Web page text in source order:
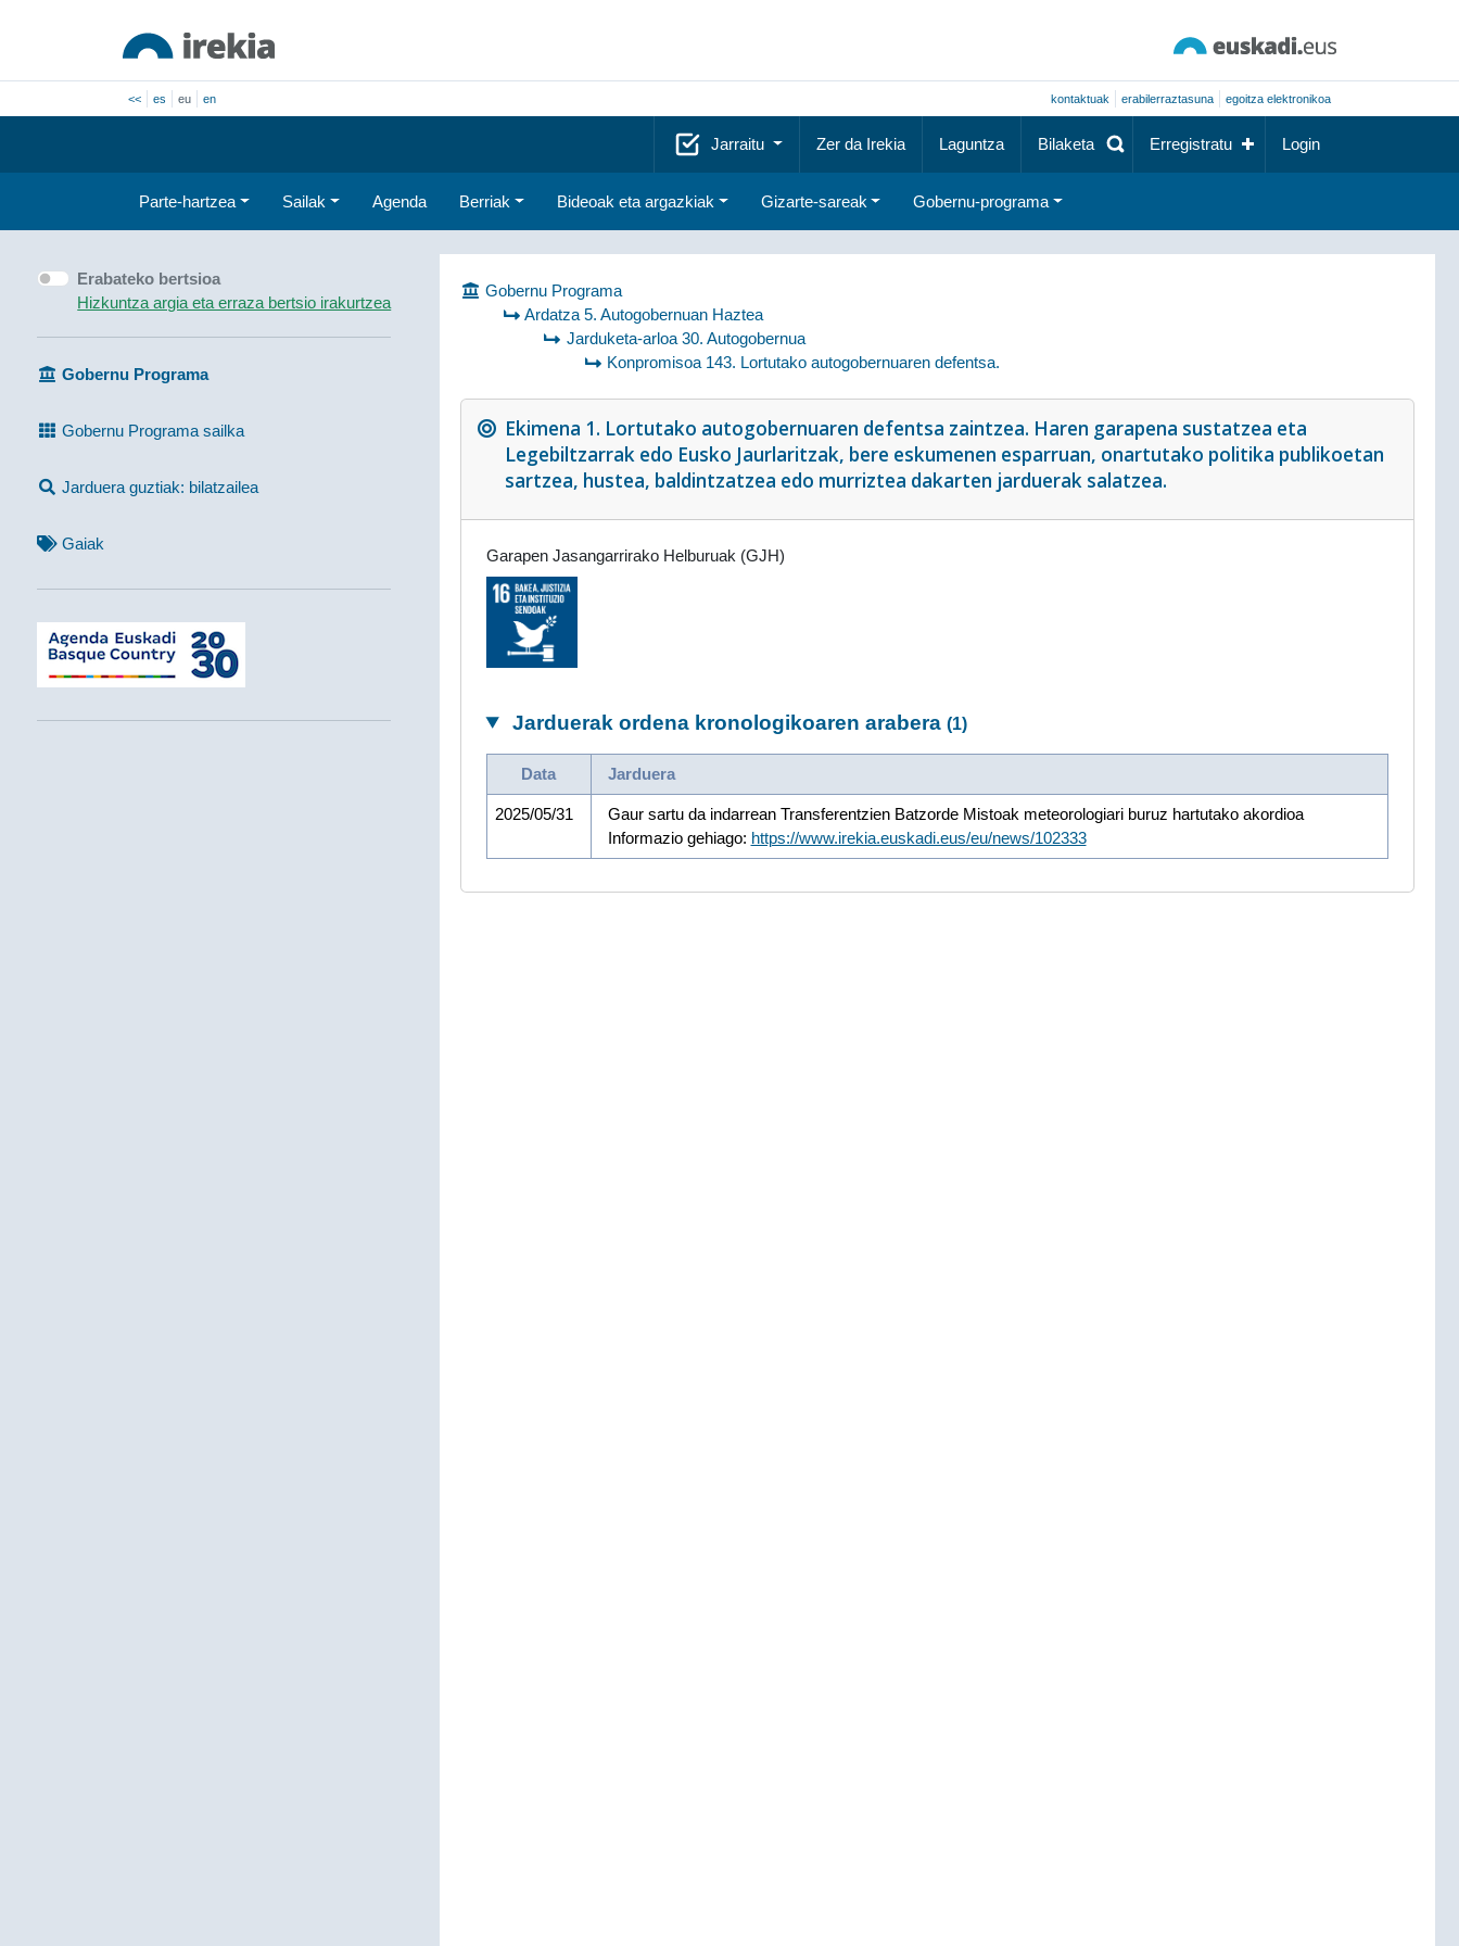
<< es eu en kontaktuak erabilerraztasuna egoitza elektronikoa
Jarraitu Zer da Irekia Laguntza Bilaketa Erregistratu Login
Parte-hartzea Sailak Agenda Berriak Bideoak eta argazkiak Gizarte-sareak Gobernu-programa
Erabateko bertsioa
Hizkuntza argia eta erraza bertsio irakurtzea
Gobernu Programa
Gobernu Programa sailka
Jarduera guztiak: bilatzailea
Gaiak
Gobernu Programa
Ardatza 5. Autogobernuan Haztea
Jarduketa-arloa 30. Autogobernua
Konpromisoa 143. Lortutako autogobernuaren defentsa.
Ekimena 1. Lortutako autogobernuaren defentsa zaintzea. Haren garapena sustatzea eta
Legebiltzarrak edo Eusko Jaurlaritzak, bere eskumenen esparruan, onartutako politika publikoetan
sartzea, hustea, baldintzatzea edo murriztea dakarten jarduerak salatzea.
Garapen Jasangarrirako Helburuak (GJH)
Jarduerak ordena kronologikoaren arabera(1)
Data Jarduera
2025/05/31
Gaur sartu da indarrean Transferentzien Batzorde Mistoak meteorologiari buruz hartutako akordioa
Informazio gehiago: https://www.irekia.euskadi.eus/eu/news/102333